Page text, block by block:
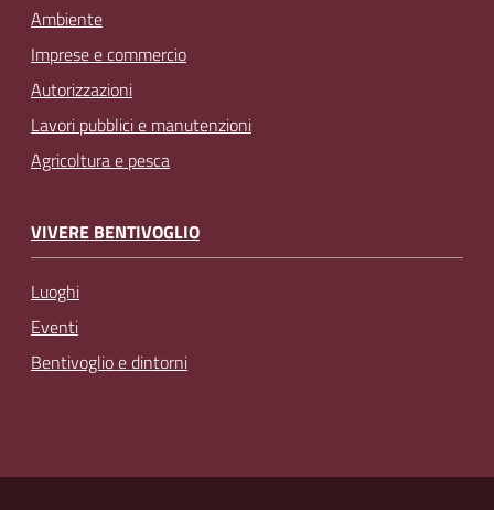
Ambiente
Imprese e commercio
Autorizzazioni
Lavori pubblici e manutenzioni
Agricoltura e pesca
VIVERE BENTIVOGLIO
Luoghi
Eventi
Bentivoglio e dintorni